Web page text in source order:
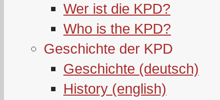
Wer ist die KPD?
Who is the KPD?
Geschichte der KPD
Geschichte (deutsch)
History (english)